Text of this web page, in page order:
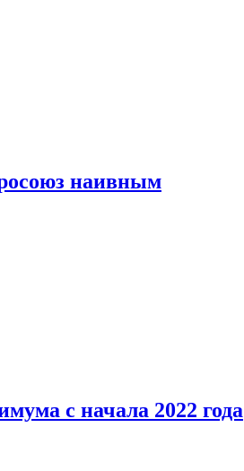
наивным
с начала 2022 года